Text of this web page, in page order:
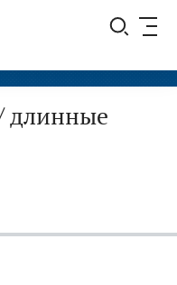
длинные